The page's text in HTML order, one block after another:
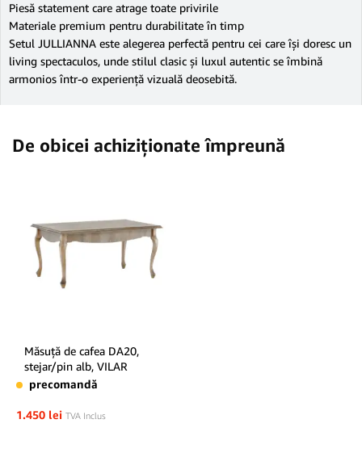
Piesă statement care atrage toate privirile
Materiale premium pentru durabilitate în timp
Setul JULLIANNA este alegerea perfectă pentru cei care își doresc un
living spectaculos, unde stilul clasic și luxul autentic se îmbină
armonios într-o experiență vizuală deosebită.
De obicei achiziționate împreună
Măsuţă de cafea DA20,
stejar/pin alb, VILAR
precomandă
1.450 lei TVA Inclus